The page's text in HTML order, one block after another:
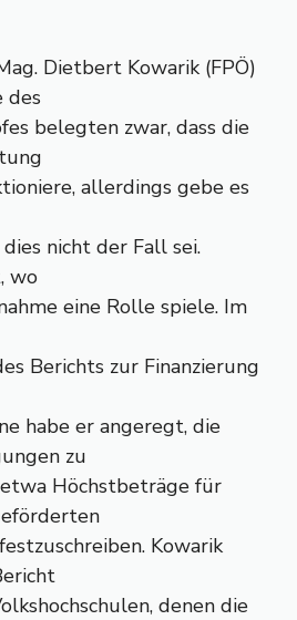
Dietbert Kowarik (FPÖ)
des
belegten zwar, dass die
allerdings gebe es
nicht der Fall sei.
wo
eine Rolle spiele. Im
Berichts zur Finanzierung
habe er angeregt, die
zu
Höchstbeträge für
Kowarik
denen die